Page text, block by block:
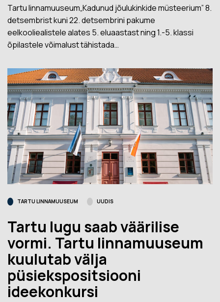
Tartu linnamuuseum„Kadunud jõulukinkide müsteerium” 8.
detsembrist kuni 22. detsembrini pakume
eelkooliealistele alates 5. eluaastast ning 1.-5. klassi
õpilastele võimalust tähistada…
TARTU LINNAMUUSEUM UUDIS
Tartu lugu saab väärilise
vormi. Tartu linnamuuseum
kuulutab välja
püsiekspositsiooni
ideekonkursi